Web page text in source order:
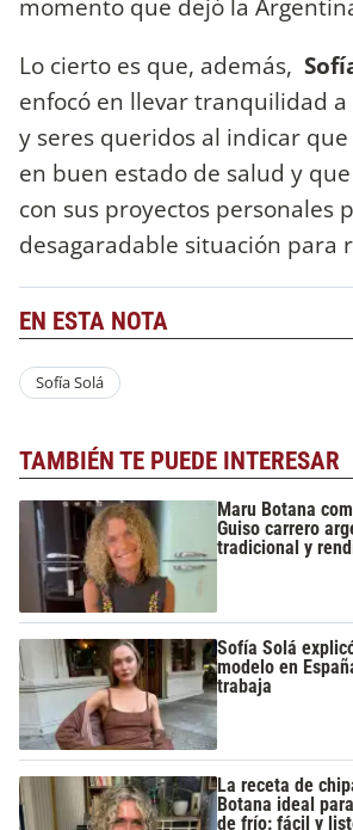
momento que dejó la
Lo cierto es que, además,
enfocó en llevar tranquilidad a
y seres queridos al indicar
en buen estado de salud y
con sus proyectos personales
desagaradable situación para
EN ESTA NOTA
Sofía Solá
TAMBIÉN TE PUEDE INTERESAR
Maru Botana
Guiso carrero
tradicional y
Sofía Solá
modelo en
trabaja
La receta de
Botana ideal
de frío: fácil y